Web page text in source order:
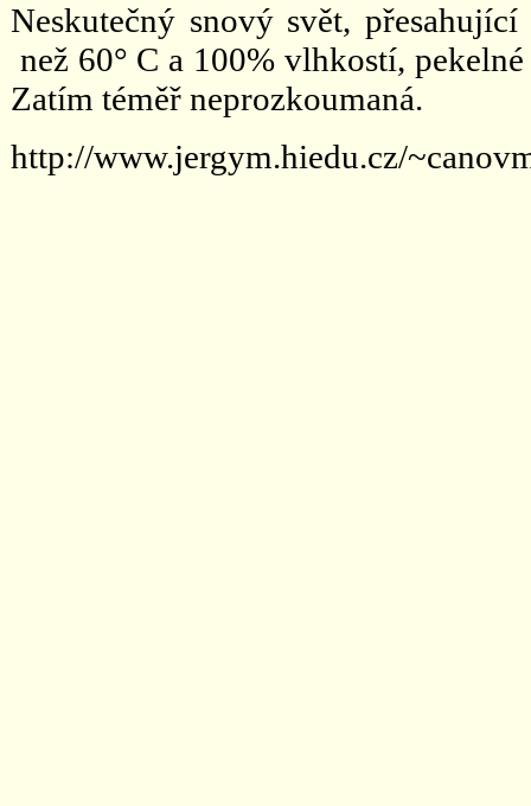
Neskutečný snový svět,
než 60° C a 100% vlhkostí,
Zatím téměř neprozkoumaná.
http://www.jergym.hiedu.cz/